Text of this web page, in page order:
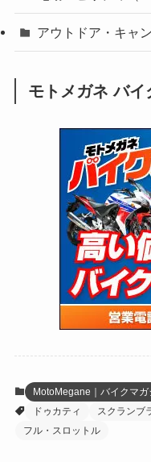
(60)
(31)
(51)
(34)
(5)
(12)
(109)
(38)
(24)
(16)
(25)
(24)
(47)
(15)
(5)
(64)
(16)
(62)
(4)
(17)
(5)
(131)
(38)
(131)
(167)
(85)
(21)
(61)
(171)
(98)
(13)
(60)
(274)
(171)
(38)
(59)
(1,142)
(415)
(74) (126)
(170)
アウトドア・キャ
(19)
(20)
モトメガネ バイ
MotoMegane｜バイクマガ
ドゥカティ
スクランブ
フル・スロットル